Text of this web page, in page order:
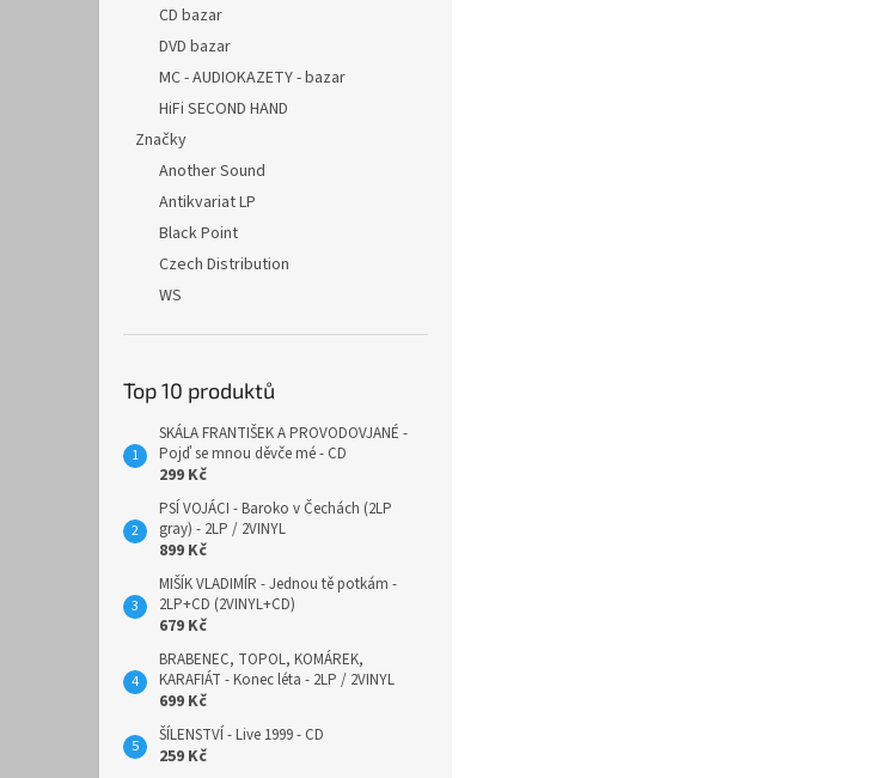
CD bazar
DVD bazar
MC - AUDIOKAZETY - bazar
HiFi SECOND HAND
Značky
Another Sound
Antikvariat LP
Black Point
Czech Distribution
WS
Top 10 produktů
SKÁLA FRANTIŠEK A PROVODOVJANÉ -
Pojď se mnou děvče mé - CD
299 Kč
PSÍ VOJÁCI - Baroko v Čechách (2LP
gray) - 2LP / 2VINYL
899 Kč
MIŠÍK VLADIMÍR - Jednou tě potkám -
2LP+CD (2VINYL+CD)
679 Kč
BRABENEC, TOPOL, KOMÁREK,
KARAFIÁT - Konec léta - 2LP / 2VINYL
699 Kč
ŠÍLENSTVÍ - Live 1999 - CD
259 Kč